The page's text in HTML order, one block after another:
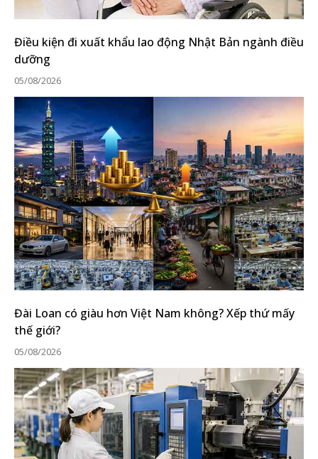
Điều kiện đi xuất khẩu lao động Nhật Bản ngành điều
dưỡng
05/08/2026
Đài Loan có giàu hơn Việt Nam không? Xếp thứ mấy
thế giới?
05/08/2026